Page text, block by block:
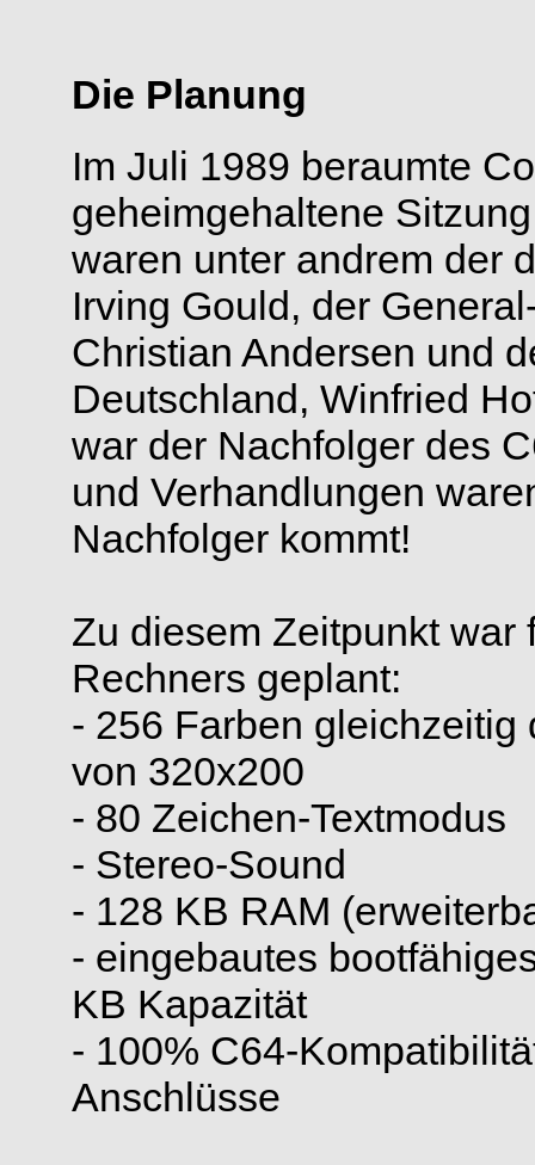
Die Planung
Im Juli 1989 beraumte
geheimgehaltene
waren unter andrem der
Irving Gould, der
Christian Andersen und
Deutschland, Winfried
war der Nachfolger des
und Verhandlungen
Nachfolger kommt!
Zu diesem Zeitpunkt war
Rechners geplant:
- 256 Farben
von 320x200
- 80 Zeichen-Textmodus
- Stereo-Sound
- 128 KB RAM
- eingebautes
KB Kapazität
- 100% C64-
Anschlüsse